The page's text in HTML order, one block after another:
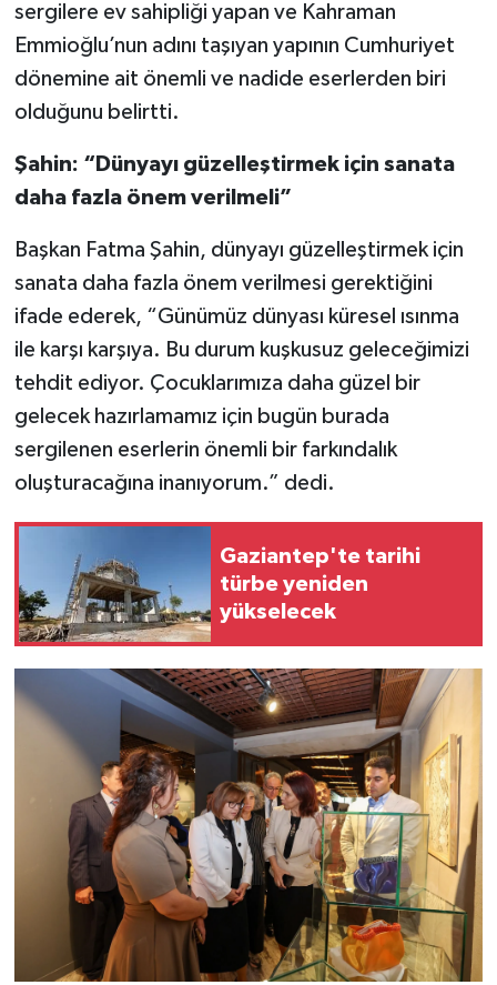
sergilere ev sahipliği yapan ve Kahraman
Emmioğlu’nun adını taşıyan yapının Cumhuriyet
dönemine ait önemli ve nadide eserlerden biri
olduğunu belirtti.
Şahin: “Dünyayı güzelleştirmek için sanata
daha fazla önem verilmeli”
Başkan Fatma Şahin, dünyayı güzelleştirmek için
sanata daha fazla önem verilmesi gerektiğini
ifade ederek, “Günümüz dünyası küresel ısınma
ile karşı karşıya. Bu durum kuşkusuz geleceğimizi
tehdit ediyor. Çocuklarımıza daha güzel bir
gelecek hazırlamamız için bugün burada
sergilenen eserlerin önemli bir farkındalık
oluşturacağına inanıyorum.” dedi.
Gaziantep'te tarihi
türbe yeniden
yükselecek